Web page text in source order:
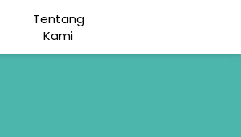
Tentang
Kami